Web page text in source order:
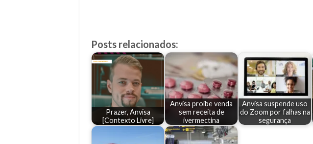
Posts relacionados:
Prazer, Anvisa
[Contexto Livre]
Anvisa proíbe venda
sem receita de
ivermectina
Anvisa suspende uso
do Zoom por falhas na
segurança